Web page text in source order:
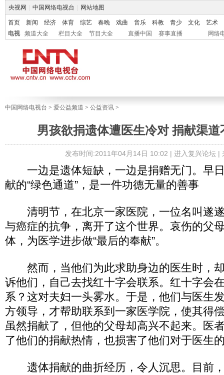
央视网 中国网络电视台 网站地图
首页 新闻 经济 体育 综艺 春晚 戏曲 音乐 科教 青少 文化
艺术
电视
频道大全 栏目大全 节目大全 直播中国 赛事直播 网络
中国网络电视台 > 爱公益频道 > 公益资讯 >
男孩欲捐遗体遭医生冷对 捐献渠
发布时间:2011年04月14日 10:02 | 进入复兴论坛|
一边是遗体短缺，一边是捐赠无门。早
献的“绿色通道”，是一件功德无量的善事
清明节，在北京一家医院，一位名叫遂
与癌症的抗争，离开了这个世界。哀伤的父
体，为医学进步做“最后的奉献”。
然而，当他们为此求助身边的医生时，
诉他们，自己去找红十字会联系。红十字会
系？这对夫妇一头雾水。于是，他们与医生
方领导，才帮助联系到一家医学院，使其得
虽然捐献了，但他的父母却高兴不起来。医
了他们的捐献热情，也损害了他们对于医生
遗体捐献的曲折经历，令人沉思。目前